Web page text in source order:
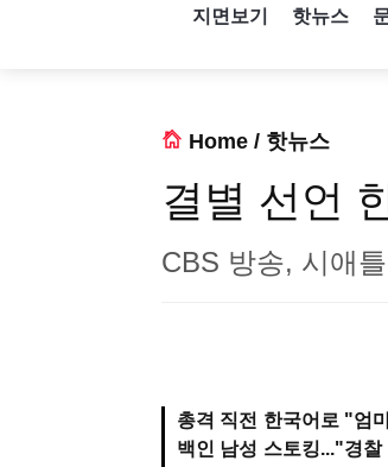
지면보기 핫뉴스
Home / 핫뉴스
결별 선언
CBS 방송, 시애
총격 직전 한국어로 "엄
백인 남성 스토킹..."경